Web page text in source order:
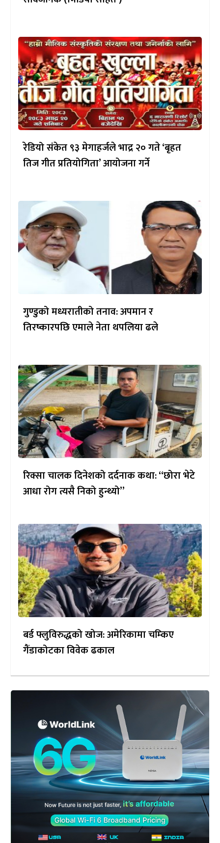
रेडियो संकेत ९३ मेगाहर्जले भाद्र २० गते ‘बृहत
तिज गीत प्रतियोगिता’ आयोजना गर्ने
गुण्डुको मध्यरातीको तनाव: अपमान र
तिरष्कारपछि एमाले नेता थपलिया ढले
रिक्सा चालक दिनेशको दर्दनाक कथा: “छोरा भेटे
आधा रोग त्यसै निको हुन्थ्यो”
बर्ड फ्लुविरुद्धको खोज: अमेरिकामा चम्किए
गैंडाकोटका विवेक ढकाल